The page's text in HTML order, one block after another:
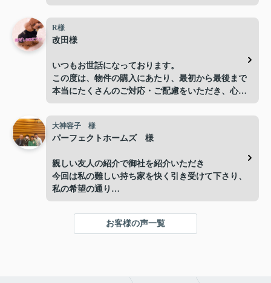
不動産特有の予算が超えてしまう物件をすすめてく
るようなこともなく親切、丁寧な対応にプロの仕事
をされている方だなと信頼して入居までのプロセス
を進めることができました。今後まだ引越しをする
また住居をお探しされている方は、電話だけでなく
是非パーフェクトホームズの店舗に
お越しになることをおすすめします。
足して物件を見つけられると思います。今回入居ま
で丁寧のサポートしていただきありがとうございま
R様
改田様
いつもお世話になっております。
この度は、物件の購入にあたり、最初から最後まで
本当にたくさんのご対応・ご配慮をいただき、心よ
り感謝申し上げます。
手続きについては分からないことも多く、不安に思
う場面もありましたが、改田様が丁寧にご説明くだ
お忙しい中、迅速かつご親切にご対応いただき、本
当にありがとうございました。改田様のおかげで、
大神容子 様
パーフェクトホームズ 様
親しい友人の紹介で御社を紹介いただき
今回は私の難しい持ち家を快く引き受けて下さり、
私の希望の通り
本当に良い方を紹介いていただき、全てに行き届い
本当に感謝しております。
これからもどうぞよろしくお願い申し上げます。
お客様の声一覧